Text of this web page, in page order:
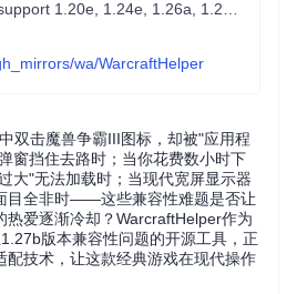
wa/WarcraftHelper
双击魔兽争霸III图标，却被"应用程
窗挡住去路时；当你花费数小时下
大"无法加载时；当现代宽屏显示器
目全非时——这些兼容性难题是否让
热爱逐渐冷却？WarcraftHelper作为
版本兼容性问题的开源工具，正
配技术，让这款经典游戏在现代操作